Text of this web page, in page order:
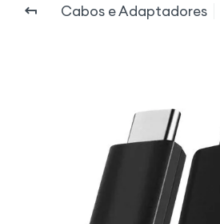
Cabos e Adaptadores